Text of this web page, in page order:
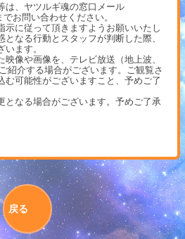
は、ヤツルギ魂の窓口メール
お問い合わせください。
示に従って頂きますようお願いいたし
となる行動とスタッフが判断した際、
ます。
映像や画像を、テレビ放送（地上波、
紹介する場合がございます。ご観覧さ
む可能性がございますこと、予めご了
となる場合がございます。予めご了承
戻る